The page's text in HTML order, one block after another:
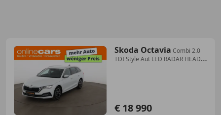
Skoda Octavia Combi 2.0
TDI Style Aut LED RADAR HEAD-
€ 18 990